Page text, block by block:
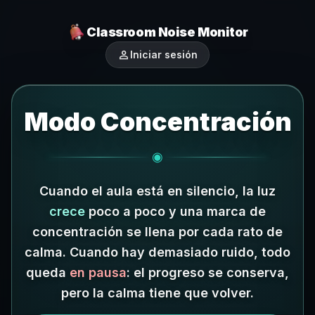
Classroom Noise Monitor
person Iniciar sesión
Modo Concentración
◉
Cuando el aula está en silencio, la luz
crece poco a poco y una marca de
concentración se llena por cada rato de
calma. Cuando hay demasiado ruido, todo
queda en pausa: el progreso se conserva,
pero la calma tiene que volver.